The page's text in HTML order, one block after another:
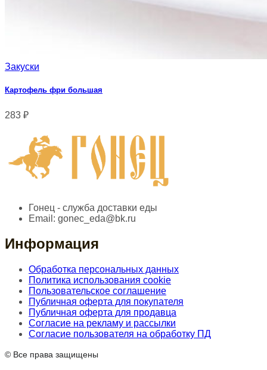
Закуски
Картофель фри большая
283 ₽
Гонец - служба доставки еды
Email: gonec_eda@bk.ru
Информация
Обработка персональных данных
Политика использования cookie
Пользовательское соглашение
Публичная оферта для покупателя
Публичная оферта для продавца
Согласие на рекламу и рассылки
Согласие пользователя на обработку ПД
© Все права защищены